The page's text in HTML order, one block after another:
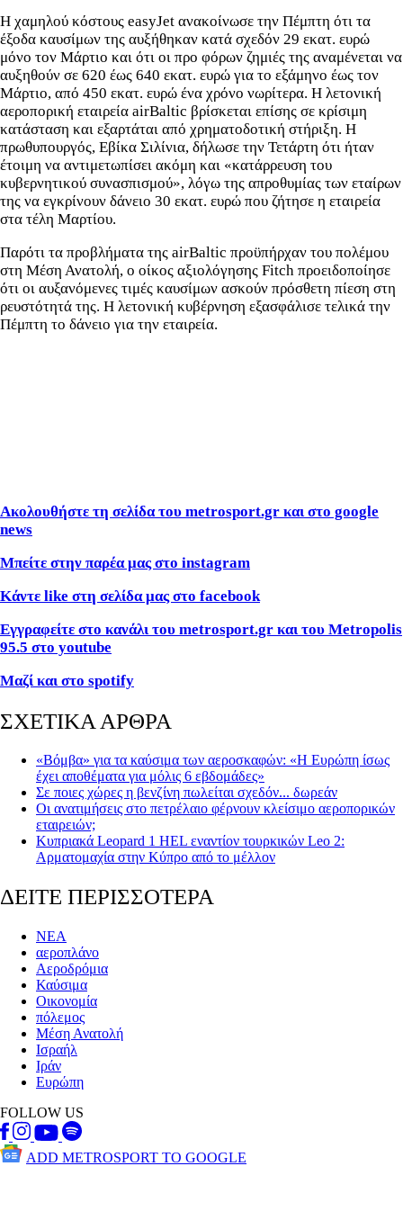
Η χαμηλού κόστους easyJet ανακοίνωσε την Πέμπτη ότι τα
έξοδα καυσίμων της αυξήθηκαν κατά σχεδόν 29 εκατ. ευρώ
μόνο τον Μάρτιο και ότι οι προ φόρων ζημιές της αναμένεται να
αυξηθούν σε 620 έως 640 εκατ. ευρώ για το εξάμηνο έως τον
Μάρτιο, από 450 εκατ. ευρώ ένα χρόνο νωρίτερα. Η λετονική
αεροπορική εταιρεία airBaltic βρίσκεται επίσης σε κρίσιμη
κατάσταση και εξαρτάται από χρηματοδοτική στήριξη. Η
πρωθυπουργός, Εβίκα Σιλίνια, δήλωσε την Τετάρτη ότι ήταν
έτοιμη να αντιμετωπίσει ακόμη και «κατάρρευση του
κυβερνητικού συνασπισμού», λόγω της απροθυμίας των εταίρων
της να εγκρίνουν δάνειο 30 εκατ. ευρώ που ζήτησε η εταιρεία
στα τέλη Μαρτίου.
Παρότι τα προβλήματα της airBaltic προϋπήρχαν του πολέμου
στη Μέση Ανατολή, ο οίκος αξιολόγησης Fitch προειδοποίησε
ότι οι αυξανόμενες τιμές καυσίμων ασκούν πρόσθετη πίεση στη
ρευστότητά της. Η λετονική κυβέρνηση εξασφάλισε τελικά την
Πέμπτη το δάνειο για την εταιρεία.
Ακολουθήστε τη σελίδα του metrosport.gr και στο google
news
Μπείτε στην παρέα μας στο instagram
Κάντε like στη σελίδα μας στο facebook
Εγγραφείτε στο κανάλι του metrosport.gr και του Metropolis
95.5 στο youtube
Μαζί και στο spotify
ΣΧΕΤΙΚΑ ΑΡΘΡΑ
«Βόμβα» για τα καύσιμα των αεροσκαφών: «Η Ευρώπη ίσως
έχει αποθέματα για μόλις 6 εβδομάδες»
Σε ποιες χώρες η βενζίνη πωλείται σχεδόν... δωρεάν
Οι ανατιμήσεις στο πετρέλαιο φέρνουν κλείσιμο αεροπορικών
εταιρειών;
Κυπριακά Leopard 1 HEL εναντίον τουρκικών Leo 2:
Αρματομαχία στην Κύπρο από το μέλλον
ΔΕΙΤΕ ΠΕΡΙΣΣΟΤΕΡΑ
ΝΕΑ
αεροπλάνο
Αεροδρόμια
Καύσιμα
Οικονομία
πόλεμος
Μέση Ανατολή
Ισραήλ
Ιράν
Ευρώπη
FOLLOW US
ADD METROSPORT TO GOOGLE